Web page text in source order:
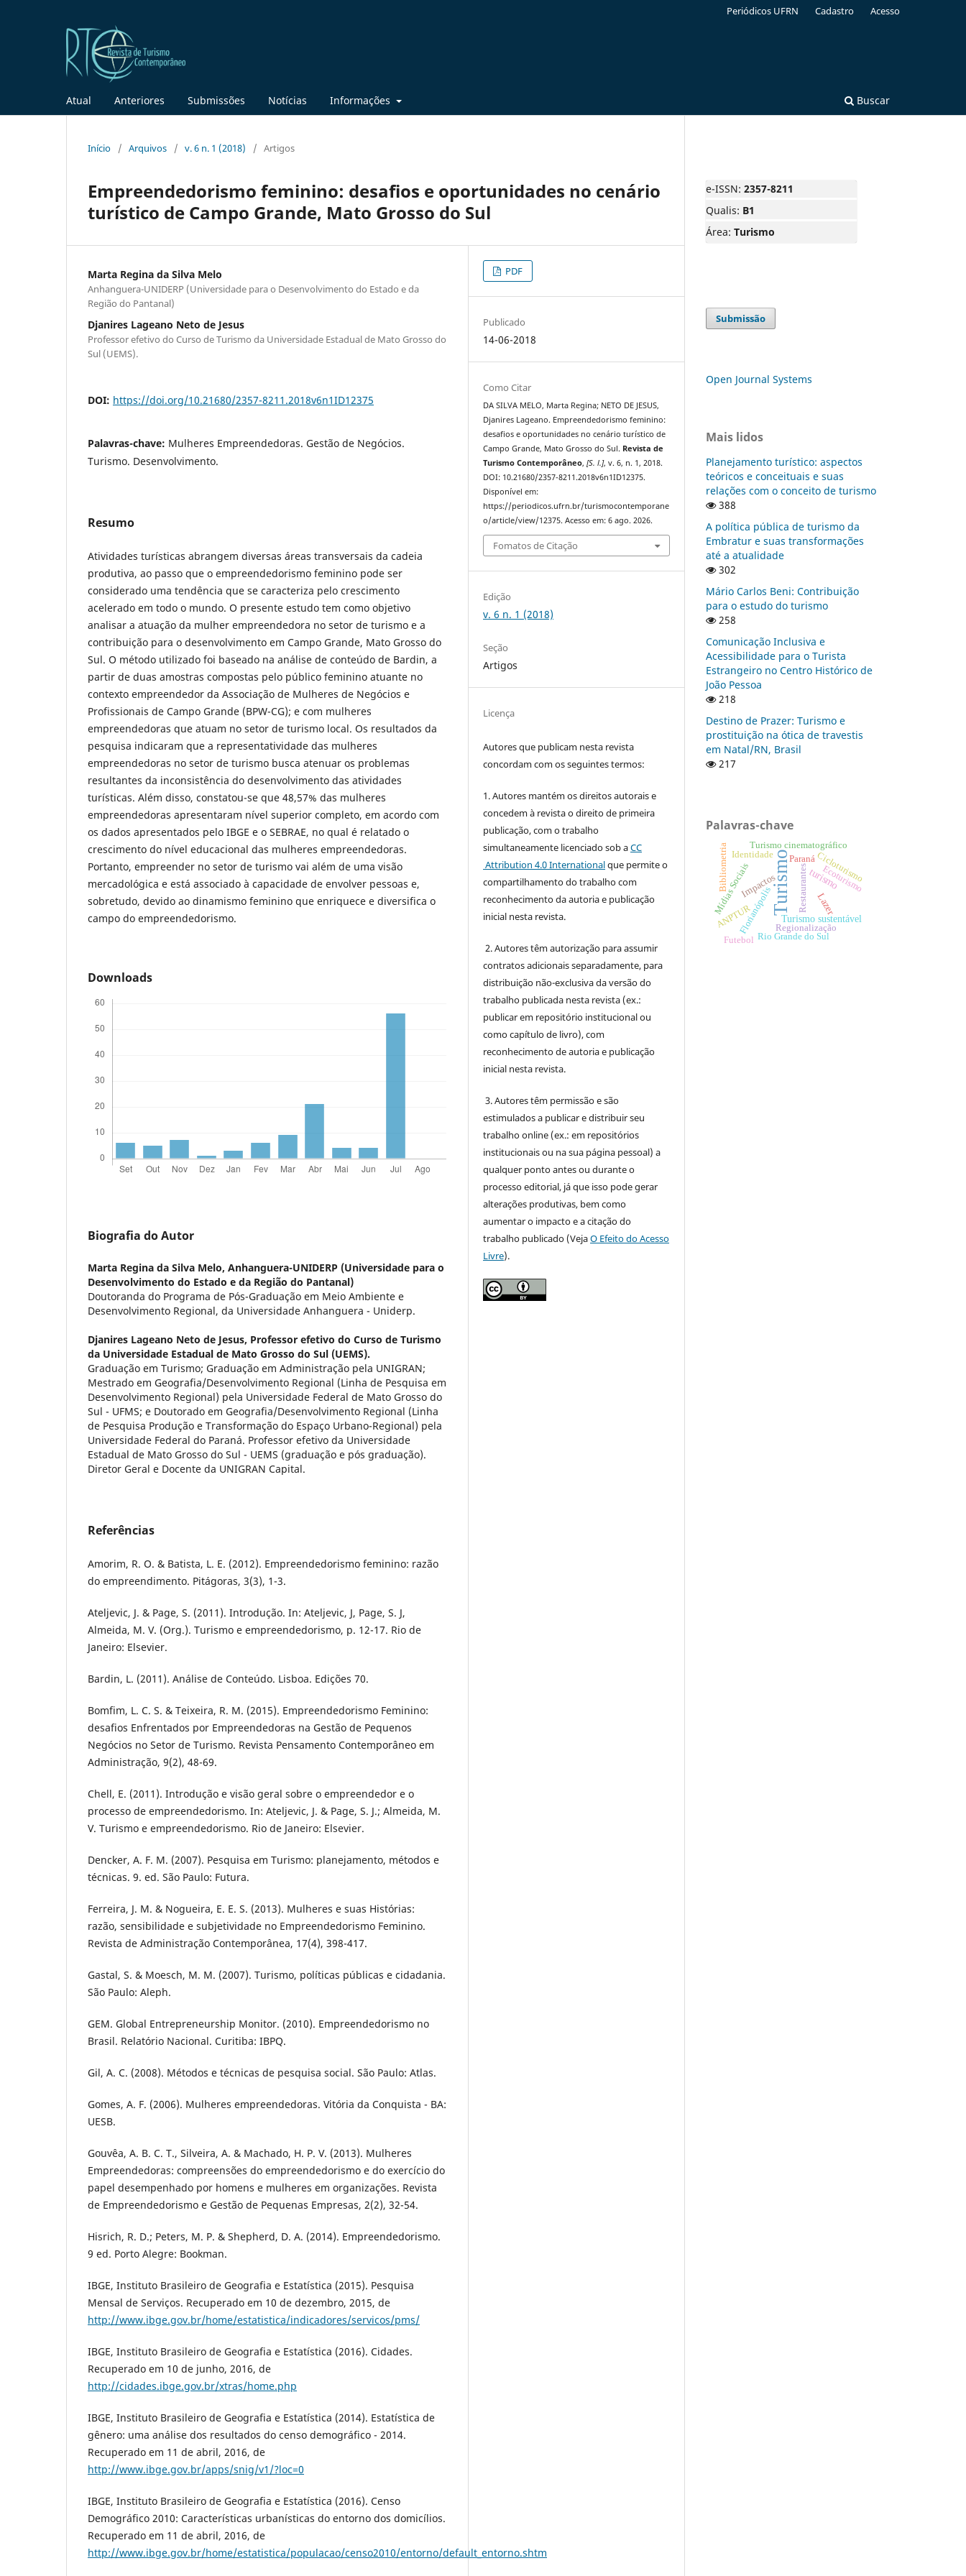
Atual Anteriores Submissões Notícias Informações Buscar
Periódicos UFRN Cadastro Acesso
Início / Arquivos / v. 6 n. 1 (2018) / Artigos
Empreendedorismo feminino: desafios e oportunidades no cenário
turístico de Campo Grande, Mato Grosso do Sul
Marta Regina da Silva Melo
Anhanguera-UNIDERP (Universidade para o Desenvolvimento do Estado e da
Região do Pantanal)
Djanires Lageano Neto de Jesus
Professor efetivo do Curso de Turismo da Universidade Estadual de Mato Grosso do
Sul (UEMS).
DOI: https://doi.org/10.21680/2357-8211.2018v6n1ID12375
Palavras-chave: Mulheres Empreendedoras. Gestão de Negócios.
Turismo. Desenvolvimento.
Resumo
Atividades turísticas abrangem diversas áreas transversais da cadeia
produtiva, ao passo que o empreendedorismo feminino pode ser
considerado uma tendência que se caracteriza pelo crescimento
acelerado em todo o mundo. O presente estudo tem como objetivo
analisar a atuação da mulher empreendedora no setor de turismo e a
contribuição para o desenvolvimento em Campo Grande, Mato Grosso do
Sul. O método utilizado foi baseado na análise de conteúdo de Bardin, a
partir de duas amostras compostas pelo público feminino atuante no
contexto empreendedor da Associação de Mulheres de Negócios e
Profissionais de Campo Grande (BPW-CG); e com mulheres
empreendedoras que atuam no setor de turismo local. Os resultados da
pesquisa indicaram que a representatividade das mulheres
empreendedoras no setor de turismo busca atenuar os problemas
resultantes da inconsistência do desenvolvimento das atividades
turísticas. Além disso, constatou-se que 48,57% das mulheres
empreendedoras apresentaram nível superior completo, em acordo com
os dados apresentados pelo IBGE e o SEBRAE, no qual é relatado o
crescimento do nível educacional das mulheres empreendedoras.
Portanto, empreender no setor de turismo vai além de uma visão
mercadológica e está associado à capacidade de envolver pessoas e,
sobretudo, devido ao dinamismo feminino que enriquece e diversifica o
campo do empreendedorismo.
Downloads
Biografia do Autor
Marta Regina da Silva Melo, Anhanguera-UNIDERP (Universidade para o
Desenvolvimento do Estado e da Região do Pantanal)
Doutoranda do Programa de Pós-Graduação em Meio Ambiente e
Desenvolvimento Regional, da Universidade Anhanguera - Uniderp.
Djanires Lageano Neto de Jesus, Professor efetivo do Curso de Turismo
da Universidade Estadual de Mato Grosso do Sul (UEMS).
Graduação em Turismo; Graduação em Administração pela UNIGRAN;
Mestrado em Geografia/Desenvolvimento Regional (Linha de Pesquisa em
Desenvolvimento Regional) pela Universidade Federal de Mato Grosso do
Sul - UFMS; e Doutorado em Geografia/Desenvolvimento Regional (Linha
de Pesquisa Produção e Transformação do Espaço Urbano-Regional) pela
Universidade Federal do Paraná. Professor efetivo da Universidade
Estadual de Mato Grosso do Sul - UEMS (graduação e pós graduação).
Diretor Geral e Docente da UNIGRAN Capital.
Referências
Amorim, R. O. & Batista, L. E. (2012). Empreendedorismo feminino: razão
do empreendimento. Pitágoras, 3(3), 1-3.
Ateljevic, J. & Page, S. (2011). Introdução. In: Ateljevic, J, Page, S. J,
Almeida, M. V. (Org.). Turismo e empreendedorismo, p. 12-17. Rio de
Janeiro: Elsevier.
Bardin, L. (2011). Análise de Conteúdo. Lisboa. Edições 70.
Bomfim, L. C. S. & Teixeira, R. M. (2015). Empreendedorismo Feminino:
desafios Enfrentados por Empreendedoras na Gestão de Pequenos
Negócios no Setor de Turismo. Revista Pensamento Contemporâneo em
Administração, 9(2), 48-69.
Chell, E. (2011). Introdução e visão geral sobre o empreendedor e o
processo de empreendedorismo. In: Ateljevic, J. & Page, S. J.; Almeida, M.
V. Turismo e empreendedorismo. Rio de Janeiro: Elsevier.
Dencker, A. F. M. (2007). Pesquisa em Turismo: planejamento, métodos e
técnicas. 9. ed. São Paulo: Futura.
Ferreira, J. M. & Nogueira, E. E. S. (2013). Mulheres e suas Histórias:
razão, sensibilidade e subjetividade no Empreendedorismo Feminino.
Revista de Administração Contemporânea, 17(4), 398-417.
Gastal, S. & Moesch, M. M. (2007). Turismo, políticas públicas e cidadania.
São Paulo: Aleph.
GEM. Global Entrepreneurship Monitor. (2010). Empreendedorismo no
Brasil. Relatório Nacional. Curitiba: IBPQ.
Gil, A. C. (2008). Métodos e técnicas de pesquisa social. São Paulo: Atlas.
Gomes, A. F. (2006). Mulheres empreendedoras. Vitória da Conquista - BA:
UESB.
Gouvêa, A. B. C. T., Silveira, A. & Machado, H. P. V. (2013). Mulheres
Empreendedoras: compreensões do empreendedorismo e do exercício do
papel desempenhado por homens e mulheres em organizações. Revista
de Empreendedorismo e Gestão de Pequenas Empresas, 2(2), 32-54.
Hisrich, R. D.; Peters, M. P. & Shepherd, D. A. (2014). Empreendedorismo.
9 ed. Porto Alegre: Bookman.
IBGE, Instituto Brasileiro de Geografia e Estatística (2015). Pesquisa
Mensal de Serviços. Recuperado em 10 de dezembro, 2015, de
http://www.ibge.gov.br/home/estatistica/indicadores/servicos/pms/
IBGE, Instituto Brasileiro de Geografia e Estatística (2016). Cidades.
Recuperado em 10 de junho, 2016, de
http://cidades.ibge.gov.br/xtras/home.php
IBGE, Instituto Brasileiro de Geografia e Estatística (2014). Estatística de
gênero: uma análise dos resultados do censo demográfico - 2014.
Recuperado em 11 de abril, 2016, de
http://www.ibge.gov.br/apps/snig/v1/?loc=0
IBGE, Instituto Brasileiro de Geografia e Estatística (2016). Censo
Demográfico 2010: Características urbanísticas do entorno dos domicílios.
Recuperado em 11 de abril, 2016, de
http://www.ibge.gov.br/home/estatistica/populacao/censo2010/entorno/default_entorno.shtm
PDF
Publicado
14-06-2018
Como Citar
DA SILVA MELO, Marta Regina; NETO DE JESUS,
Djanires Lageano. Empreendedorismo feminino:
desafios e oportunidades no cenário turístico de
Campo Grande, Mato Grosso do Sul. Revista de
Turismo Contemporâneo,[S. l.], v. 6, n. 1, 2018.
DOI: 10.21680/2357-8211.2018v6n1ID12375.
Disponível em:
https://periodicos.ufrn.br/turismocontemporane
o/article/view/12375. Acesso em: 6 ago. 2026.
Fomatos de Citação
Edição
v. 6 n. 1 (2018)
Seção
Artigos
Licença
Autores que publicam nesta revista
concordam com os seguintes termos:
1. Autores mantém os direitos autorais e
concedem à revista o direito de primeira
publicação, com o trabalho
simultaneamente licenciado sob aCC
Attribution 4.0 Internationalque permite o
compartilhamento do trabalho com
reconhecimento da autoria e publicação
inicial nesta revista.
2. Autores têm autorização para assumir
contratos adicionais separadamente, para
distribuição não-exclusiva da versão do
trabalho publicada nesta revista (ex.:
publicar em repositório institucional ou
como capítulo de livro), com
reconhecimento de autoria e publicação
inicial nesta revista.
3. Autores têm permissão e são
estimulados a publicar e distribuir seu
trabalho online (ex.: em repositórios
institucionais ou na sua página pessoal) a
qualquer ponto antes ou durante o
processo editorial, já que isso pode gerar
alterações produtivas, bem como
aumentar o impacto e a citação do
trabalho publicado (VejaO Efeito do Acesso
Livre).
e-ISSN: 2357-8211
Qualis: B1
Área: Turismo
Submissão
Open Journal Systems
Mais lidos
Planejamento turístico: aspectos
teóricos e conceituais e suas
relações com o conceito de turismo
388
A política pública de turismo da
Embratur e suas transformações
até a atualidade
302
Mário Carlos Beni: Contribuição
para o estudo do turismo
258
Comunicação Inclusiva e
Acessibilidade para o Turista
Estrangeiro no Centro Histórico de
João Pessoa
218
Destino de Prazer: Turismo e
prostituição na ótica de travestis
em Natal/RN, Brasil
217
Palavras-chave
Turismo
Turismo sustentável
turismo
Impactos
Lazer
Ecoturismo
Florianópolis
Turismo cinematográfico
Mídias Sociais
Regionalização
Restaurantes
Paraná
Bibliometria Identidade
Rio Grande do Sul
Futebol
ANPTUR
Cicloturismo